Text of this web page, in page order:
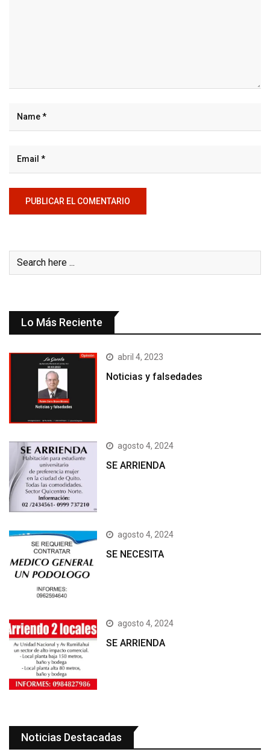
Lo Más Reciente
abril 4, 2023
Noticias y falsedades
agosto 4, 2024
SE ARRIENDA
agosto 4, 2024
SE NECESITA
agosto 4, 2024
SE ARRIENDA
Noticias Destacadas